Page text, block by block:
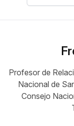
Profesor de
Nacional de
Consejo